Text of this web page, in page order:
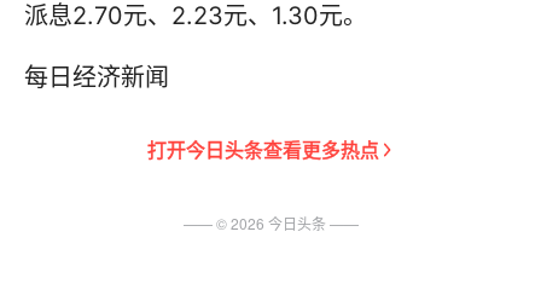
派息2.70元、2.23元、1.30元。
每日经济新闻
打开今日头条查看更多热点
—— ©2026 今日头条 ——